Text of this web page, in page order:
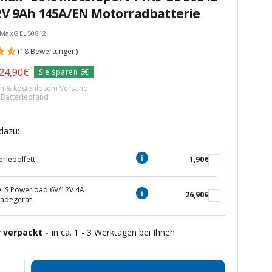
9Ah 145A/EN Motorradbatterie
(18 Bewertungen)
Angebotspreis
24,90€
Sie sparen 6€
& kostenlosem Versand
Batteriepfand
1,90€
Powerload 6V/12V 4A
26,90€
verpackt - in ca. 1 - 3 Werktagen bei Ihnen